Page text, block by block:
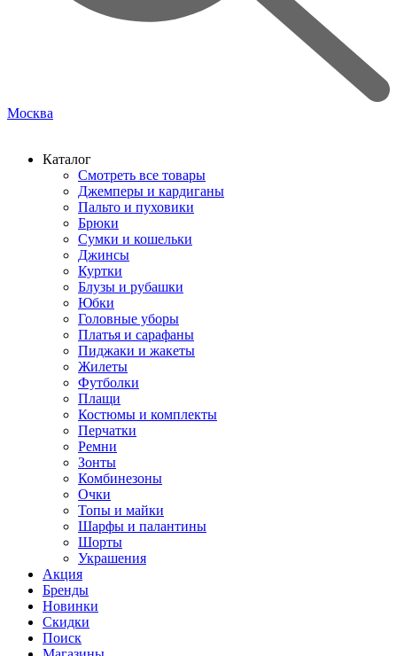
Москва
Каталог
Смотреть все товары
Джемперы и кардиганы
Пальто и пуховики
Брюки
Сумки и кошельки
Джинсы
Куртки
Блузы и рубашки
Юбки
Головные уборы
Платья и сарафаны
Пиджаки и жакеты
Жилеты
Футболки
Плащи
Костюмы и комплекты
Перчатки
Ремни
Зонты
Комбинезоны
Очки
Топы и майки
Шарфы и палантины
Шорты
Украшения
Акция
Бренды
Новинки
Скидки
Поиск